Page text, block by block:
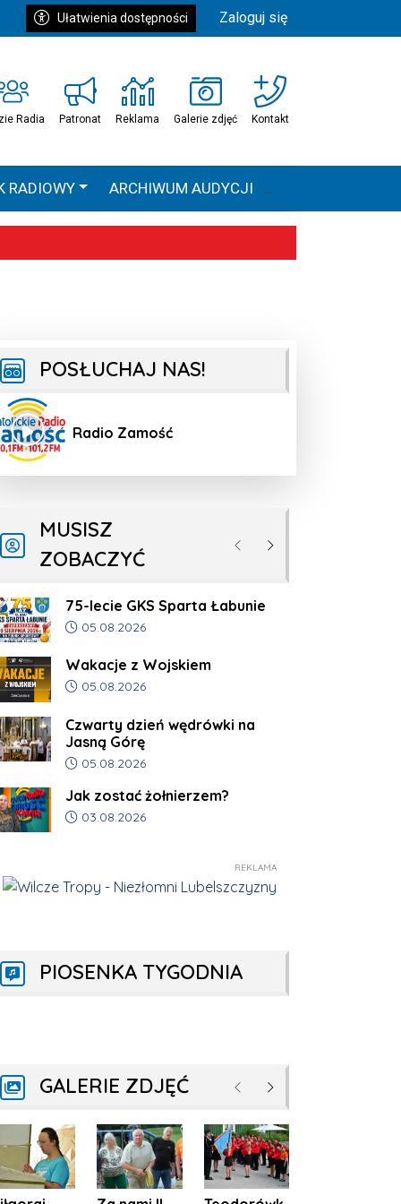
Ułatwienia dostępności Zaloguj się
Radia Patronat Reklama Galerie zdjęć Kontakt
RADIOWY ARCHIWUM AUDYCJI
HEAVEN TOUR
POSŁUCHAJ NAS!
Radio Zamość
MUSISZ
ZOBACZYĆ
PoprzednieNastępne
75-lecie GKS Sparta Łabunie
Data dodania artykułu:
05.08.2026
Wakacje z Wojskiem
Data dodania artykułu:
05.08.2026
Czwarty dzień wędrówki na
Jasną Górę
Data dodania artykułu:
05.08.2026
Jak zostać żołnierzem?
Data dodania artykułu:
03.08.2026
REKLAMA
PIOSENKA TYGODNIA
GALERIE ZDJĘĆ PoprzednieNastępne